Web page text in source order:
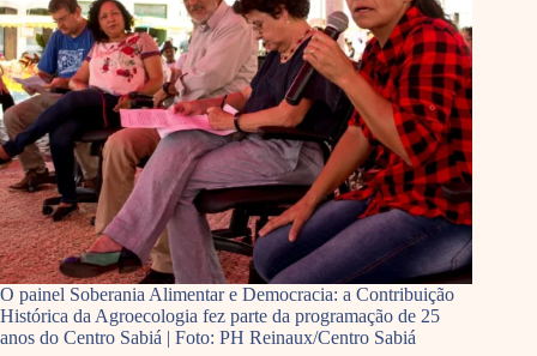
O painel Soberania Alimentar e Democracia: a Contribuição
Histórica da Agroecologia fez parte da programação de 25
anos do Centro Sabiá | Foto: PH Reinaux/Centro Sabiá